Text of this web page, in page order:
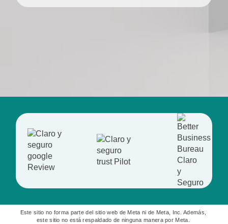
Este sitio no forma parte del sitio web de Meta ni de Meta, Inc. Además,
este sitio no está respaldado de ninguna manera por Meta.